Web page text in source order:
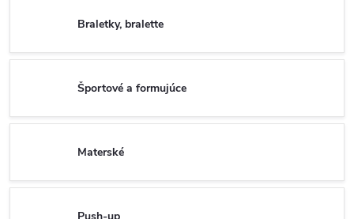
Braletky, bralette
Športové a formujúce
Materské
Push-up